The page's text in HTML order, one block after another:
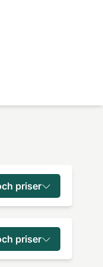
priser
priser